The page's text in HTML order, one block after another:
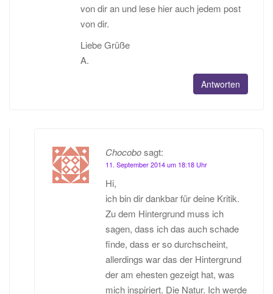
von dir an und lese hier auch jedem post
von dir.
Liebe Grüße
A.
Antworten
Chocobosagt:
11. September 2014 um 18:18 Uhr
Hi,
ich bin dir dankbar für deine Kritik.
Zu dem Hintergrund muss ich
sagen, dass ich das auch schade
finde, dass er so durchscheint,
allerdings war das der Hintergrund
der am ehesten gezeigt hat, was
mich inspiriert. Die Natur. Ich werde